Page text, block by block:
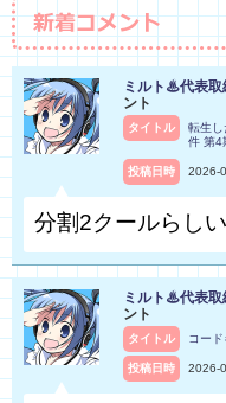
ミルト♨代表取
ント
タイトル
転生し
件 第4
投稿日時 2026-
分割2クールらしい
ミルト♨代表取
ント
タイトル コー
投稿日時 2026-